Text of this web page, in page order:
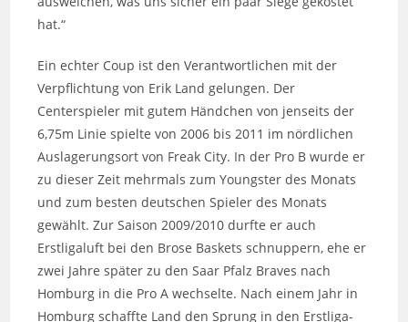
hat.“
Ein echter Coup ist den Verantwortlichen mit der
Verpflichtung von Erik Land gelungen. Der
Centerspieler mit gutem Händchen von jenseits der
6,75m Linie spielte von 2006 bis 2011 im nördlichen
Auslagerungsort von Freak City. In der Pro B wurde er
zu dieser Zeit mehrmals zum Youngster des Monats
und zum besten deutschen Spieler des Monats
gewählt. Zur Saison 2009/2010 durfte er auch
Erstligaluft bei den Brose Baskets schnuppern, ehe er
zwei Jahre später zu den Saar Pfalz Braves nach
Homburg in die Pro A wechselte. Nach einem Jahr in
Homburg schaffte Land den Sprung in den Erstliga-